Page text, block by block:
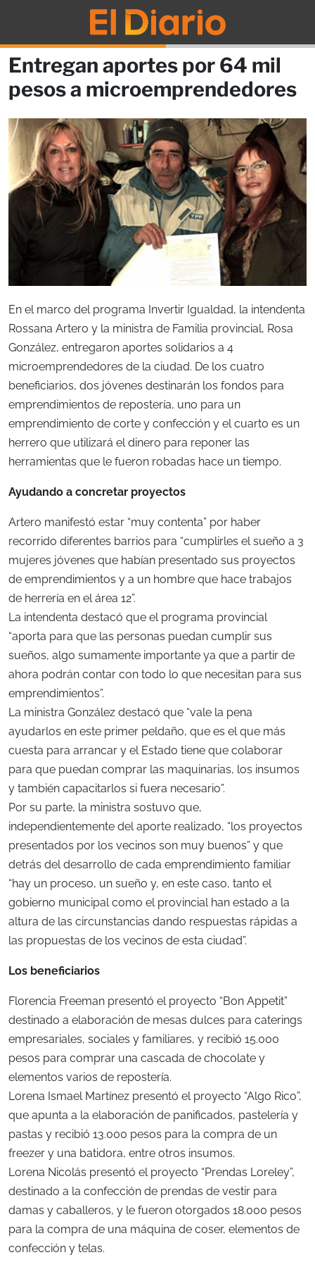
Entregan aportes por 64 mil
pesos a microemprendedores
En el marco del programa Invertir Igualdad, la intendenta
Rossana Artero y la ministra de Familia provincial, Rosa
González, entregaron aportes solidarios a 4
microemprendedores de la ciudad. De los cuatro
beneficiarios, dos jóvenes destinarán los fondos para
emprendimientos de repostería, uno para un
emprendimiento de corte y confección y el cuarto es un
herrero que utilizará el dinero para reponer las
herramientas que le fueron robadas hace un tiempo.
Ayudando a concretar proyectos
Artero manifestó estar “muy contenta” por haber
recorrido diferentes barrios para “cumplirles el sueño a 3
mujeres jóvenes que habían presentado sus proyectos
de emprendimientos y a un hombre que hace trabajos
de herrería en el área 12”.
La intendenta destacó que el programa provincial
“aporta para que las personas puedan cumplir sus
sueños, algo sumamente importante ya que a partir de
ahora podrán contar con todo lo que necesitan para sus
emprendimientos”.
La ministra González destacó que “vale la pena
ayudarlos en este primer peldaño, que es el que más
cuesta para arrancar y el Estado tiene que colaborar
para que puedan comprar las maquinarias, los insumos
y también capacitarlos si fuera necesario”.
Por su parte, la ministra sostuvo que,
independientemente del aporte realizado, “los proyectos
presentados por los vecinos son muy buenos” y que
detrás del desarrollo de cada emprendimiento familiar
“hay un proceso, un sueño y, en este caso, tanto el
gobierno municipal como el provincial han estado a la
altura de las circunstancias dando respuestas rápidas a
las propuestas de los vecinos de esta ciudad”.
Los beneficiarios
Florencia Freeman presentó el proyecto “Bon Appetit”
destinado a elaboración de mesas dulces para caterings
empresariales, sociales y familiares, y recibió 15.000
pesos para comprar una cascada de chocolate y
elementos varios de repostería.
Lorena Ismael Martínez presentó el proyecto “Algo Rico”,
que apunta a la elaboración de panificados, pastelería y
pastas y recibió 13.000 pesos para la compra de un
freezer y una batidora, entre otros insumos.
Lorena Nicolás presentó el proyecto “Prendas Loreley”,
destinado a la confección de prendas de vestir para
damas y caballeros, y le fueron otorgados 18.000 pesos
para la compra de una máquina de coser, elementos de
confección y telas.